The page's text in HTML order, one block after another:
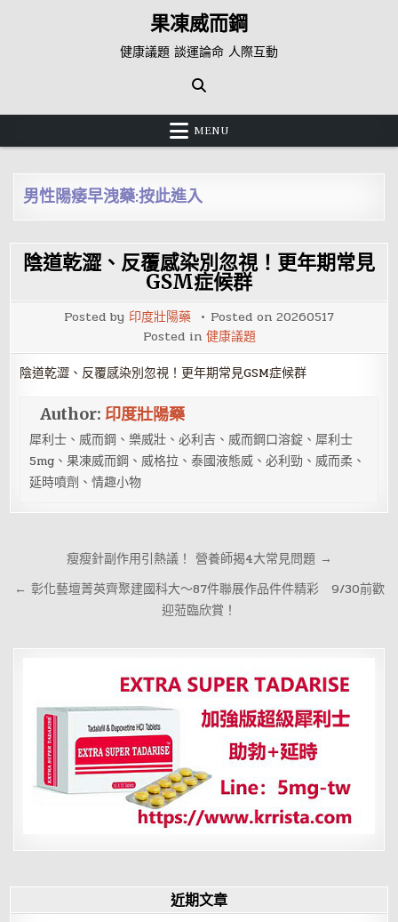
果凍威而鋼
健康議題 談運論命 人際互動
MENU
男性陽痿早洩藥:按此進入
陰道乾澀、反覆感染別忽視！更年期常見
GSM症候群
Posted by 印度壯陽藥 Posted on 20260517
Posted in 健康議題
陰道乾澀、反覆感染別忽視！更年期常見GSM症候群
Author: 印度壯陽藥
犀利士、威而鋼、樂威壯、必利吉、威而鋼口溶錠、犀利士
5mg、果凍威而鋼、威格拉、泰國液態威、必利勁、威而柔、
延時噴劑、情趣小物
章
瘦瘦針副作用引熱議！ 營養師揭4大常見問題 →
← 彰化藝壇菁英齊聚建國科大～87件聯展作品件件精彩 9/30前歡
迎蒞臨欣賞！
近期文章